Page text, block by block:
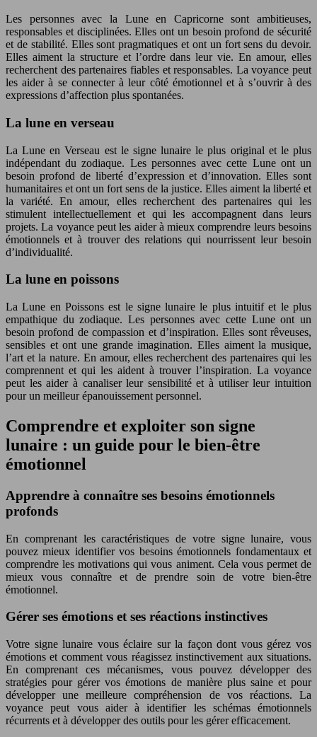
Les personnes avec la Lune en Capricorne sont ambitieuses,
responsables et disciplinées. Elles ont un besoin profond de sécurité
et de stabilité. Elles sont pragmatiques et ont un fort sens du devoir.
Elles aiment la structure et l’ordre dans leur vie. En amour, elles
recherchent des partenaires fiables et responsables. La voyance peut
les aider à se connecter à leur côté émotionnel et à s’ouvrir à des
expressions d’affection plus spontanées.
La lune en verseau
La Lune en Verseau est le signe lunaire le plus original et le plus
indépendant du zodiaque. Les personnes avec cette Lune ont un
besoin profond de liberté d’expression et d’innovation. Elles sont
humanitaires et ont un fort sens de la justice. Elles aiment la liberté et
la variété. En amour, elles recherchent des partenaires qui les
stimulent intellectuellement et qui les accompagnent dans leurs
projets. La voyance peut les aider à mieux comprendre leurs besoins
émotionnels et à trouver des relations qui nourrissent leur besoin
d’individualité.
La lune en poissons
La Lune en Poissons est le signe lunaire le plus intuitif et le plus
empathique du zodiaque. Les personnes avec cette Lune ont un
besoin profond de compassion et d’inspiration. Elles sont rêveuses,
sensibles et ont une grande imagination. Elles aiment la musique,
l’art et la nature. En amour, elles recherchent des partenaires qui les
comprennent et qui les aident à trouver l’inspiration. La voyance
peut les aider à canaliser leur sensibilité et à utiliser leur intuition
pour un meilleur épanouissement personnel.
Comprendre et exploiter son signe
lunaire : un guide pour le bien-être
émotionnel
Apprendre à connaître ses besoins émotionnels
profonds
En comprenant les caractéristiques de votre signe lunaire, vous
pouvez mieux identifier vos besoins émotionnels fondamentaux et
comprendre les motivations qui vous animent. Cela vous permet de
mieux vous connaître et de prendre soin de votre bien-être
émotionnel.
Gérer ses émotions et ses réactions instinctives
Votre signe lunaire vous éclaire sur la façon dont vous gérez vos
émotions et comment vous réagissez instinctivement aux situations.
En comprenant ces mécanismes, vous pouvez développer des
stratégies pour gérer vos émotions de manière plus saine et pour
développer une meilleure compréhension de vos réactions. La
voyance peut vous aider à identifier les schémas émotionnels
récurrents et à développer des outils pour les gérer efficacement.